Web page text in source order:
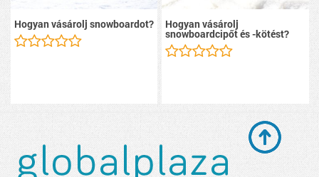
Hogyan vásárolj snowboardot? Hogyan vásárolj
snowboardcipőt és -kötést?